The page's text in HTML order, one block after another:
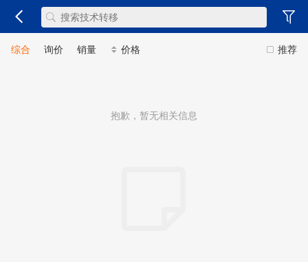
推荐
综合 询价 销量 价格
抱歉，暂无相关信息